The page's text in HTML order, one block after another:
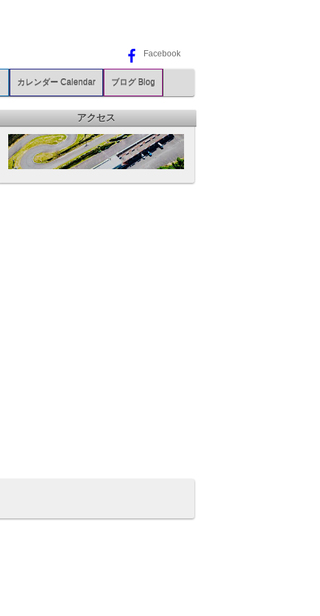
Facebook
カレンダー Calendar ブログ Blog
アクセス